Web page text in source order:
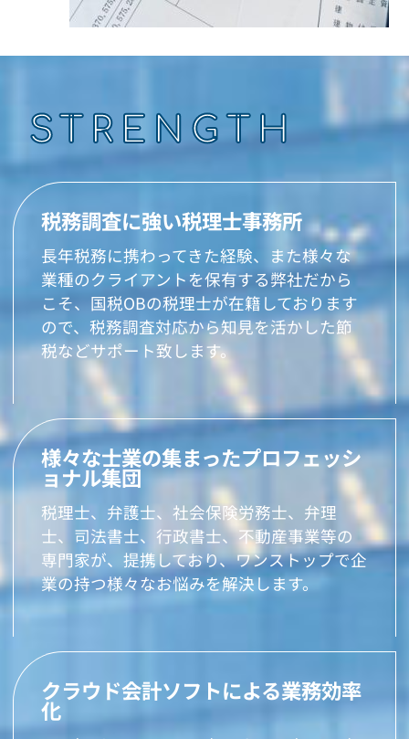
STRENGTH
税務調査に強い税理士事務所
長年税務に携わってきた経験、また様々な
業種のクライアントを保有する弊社だから
こそ、国税OBの税理士が在籍しております
ので、税務調査対応から知見を活かした節
税などサポート致します。
様々な士業の集まったプロフェッシ
ョナル集団
税理士、弁護士、社会保険労務士、弁理
士、司法書士、行政書士、不動産事業等の
専門家が、提携しており、ワンストップで企
業の持つ様々なお悩みを解決します。
クラウド会計ソフトによる業務効率
化